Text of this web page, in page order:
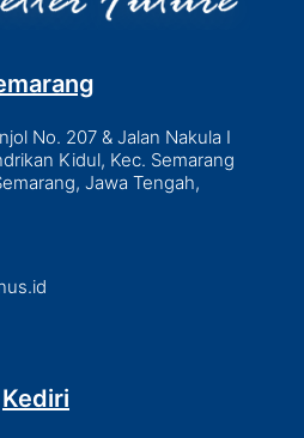
No. 207 & Jalan Nakula I
Kidul, Kec. Semarang
Jawa Tengah,
Kediri